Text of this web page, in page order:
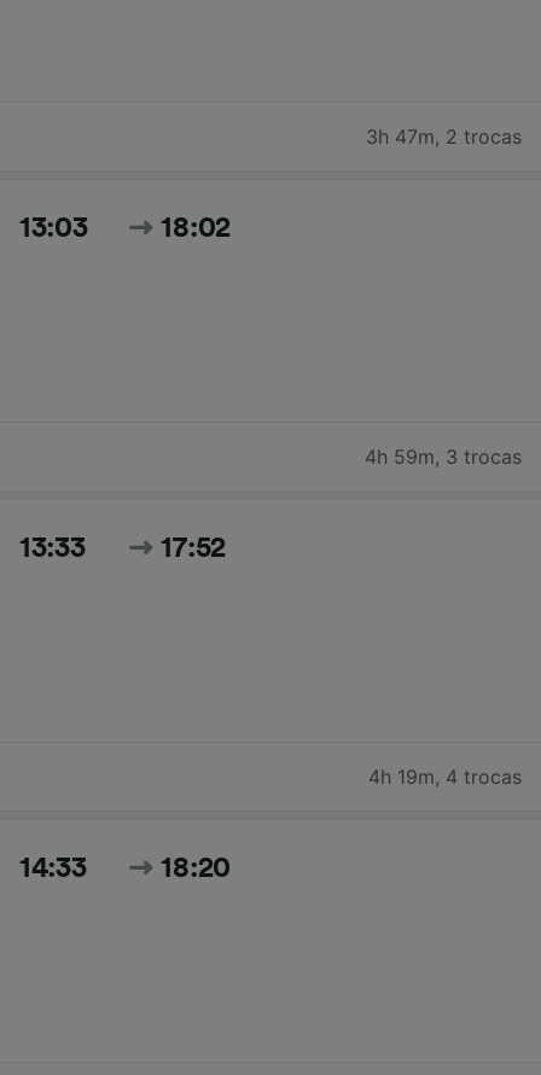
3h 47m, 2 trocas
13:03 18:02
4h 59m, 3 trocas
13:33 17:52
4h 19m, 4 trocas
14:33 18:20